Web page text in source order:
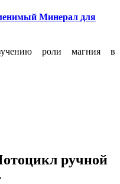
Минерал для
роли магния в
ручной